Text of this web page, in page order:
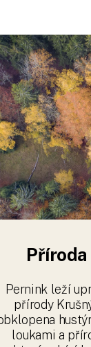
Příroda
Pernink leží
přírody
loukami a
které vybízí